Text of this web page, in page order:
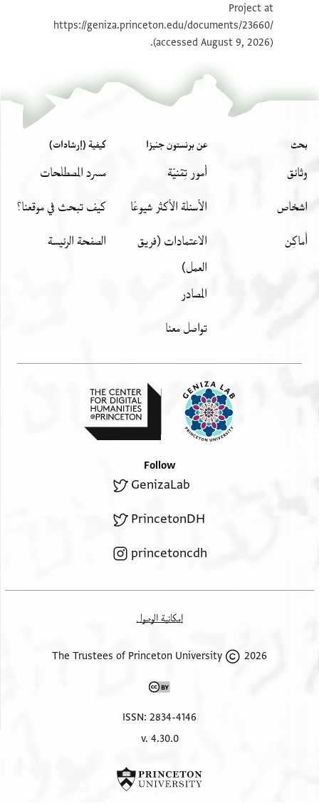
بيان أذونات الصورة
Project at
https://geniza.princeton.edu/documents/23660/
(accessed August 9, 2026).
بحث
وثائق
اشخاص
أَماكِن
عن برنستون جنيزا
أمور تِقنيّة
الأسئلة الأكثر شيوعًا
الاعتمادات (فريق
العمل)
المصادر
تواصل معنا
كيفية (إرشادات)
مسرد المصطلحات
كيف تبحث في موقعنا؟
الصفحة الرئيسة
Follow
GenizaLab
PrincetonDH
princetoncdh
إمكانية الوصول
2026 The Trustees of Princeton University
ISSN: 2834-4146
v. 4.30.0